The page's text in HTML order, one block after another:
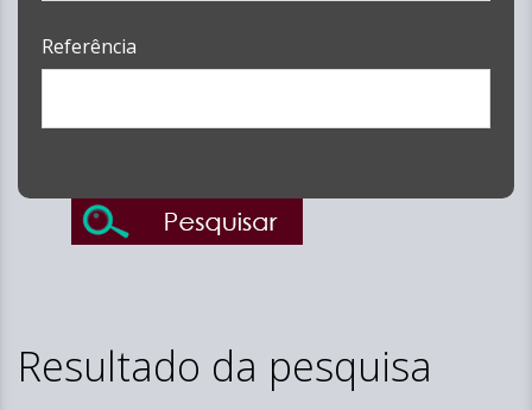
Referência
Resultado da pesquisa